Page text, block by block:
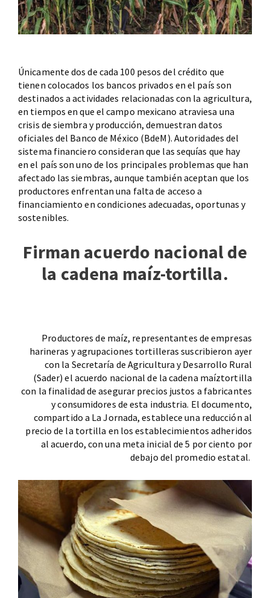
Únicamente dos de cada 100 pesos del crédito que
tienen colocados los bancos privados en el país son
destinados a actividades relacionadas con la agricultura,
en tiempos en que el campo mexicano atraviesa una
crisis de siembra y producción, demuestran datos
oficiales del Banco de México (BdeM). Autoridades del
sistema financiero consideran que las sequías que hay
en el país son uno de los principales problemas que han
afectado las siembras, aunque también aceptan que los
productores enfrentan una falta de acceso a
financiamiento en condiciones adecuadas, oportunas y
sostenibles.
Firman acuerdo nacional de
la cadena maíz-tortilla.
Productores de maíz, representantes de empresas
harineras y agrupaciones tortilleras suscribieron ayer
con la Secretaría de Agricultura y Desarrollo Rural
(Sader) el acuerdo nacional de la cadena maíztortilla
con la finalidad de asegurar precios justos a fabricantes
y consumidores de esta industria. El documento,
compartido a La Jornada, establece una reducción al
precio de la tortilla en los establecimientos adheridos
al acuerdo, con una meta inicial de 5 por ciento por
debajo del promedio estatal.